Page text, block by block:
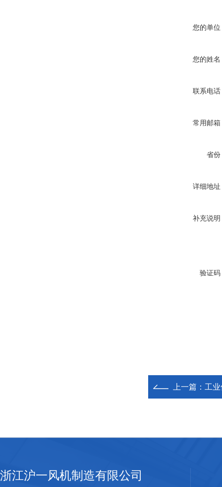
您的单位
您的姓名
联系电话
常用邮箱
省份
详细地址
补充说明
验证码
上一篇： 工
浙江沪一风机制造有限公司